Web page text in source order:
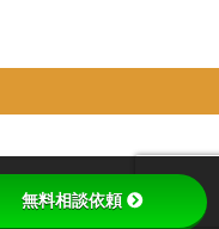
無料相談依頼